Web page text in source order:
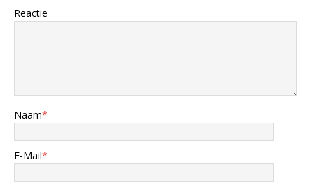
Reactie
Naam*
E-Mail*